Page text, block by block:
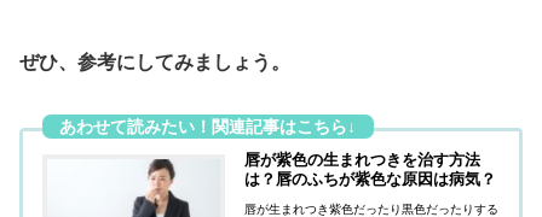
ぜひ、参考にしてみましょう。
唇が紫色の生まれつきを治す方法
は？唇のふちが紫色な原因は病気？
唇が生まれつき紫色だったり黒色だったりする